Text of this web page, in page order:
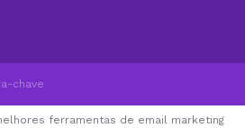
ferramentas de email marketing